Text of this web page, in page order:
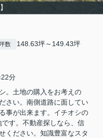
数 148.63坪～149.43坪
22分
。土地の購入をお考えの
さい。南側道路に面してい
事が出来ます。イチオシの
す。不動産探しなら、信
ください。知識豊富なスタ